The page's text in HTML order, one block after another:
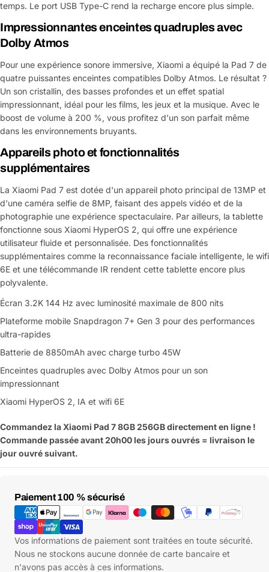
temps. Le port USB Type-C rend la recharge encore plus simple.
Impressionnantes enceintes quadruples avec
Dolby Atmos
Pour une expérience sonore immersive, Xiaomi a équipé la Pad 7 de
quatre puissantes enceintes compatibles Dolby Atmos. Le résultat ?
Un son cristallin, des basses profondes et un effet spatial
impressionnant, idéal pour les films, les jeux et la musique. Avec le
boost de volume à 200 %, vous profitez d'un son parfait même
dans les environnements bruyants.
Appareils photo et fonctionnalités
supplémentaires
La Xiaomi Pad 7 est dotée d'un appareil photo principal de 13MP et
d'une caméra selfie de 8MP, faisant des appels vidéo et de la
photographie une expérience spectaculaire. Par ailleurs, la tablette
fonctionne sous Xiaomi HyperOS 2, qui offre une expérience
utilisateur fluide et personnalisée. Des fonctionnalités
supplémentaires comme la reconnaissance faciale intelligente, le wifi
6E et une télécommande IR rendent cette tablette encore plus
polyvalente.
Écran 3.2K 144 Hz avec luminosité maximale de 800 nits
Plateforme mobile Snapdragon 7+ Gen 3 pour des performances
ultra-rapides
Batterie de 8850mAh avec charge turbo 45W
Enceintes quadruples avec Dolby Atmos pour un son
impressionnant
Xiaomi HyperOS 2, IA et wifi 6E
Commandez la Xiaomi Pad 7 8GB 256GB directement en ligne !
Commande passée avant 20h00 les jours ouvrés = livraison le
jour ouvré suivant.
Paiement 100 % sécurisé
Moyens
de
paiement
Vos informations de paiement sont traitées en toute sécurité.
Nous ne stockons aucune donnée de carte bancaire et
n'avons pas accès à ces informations.